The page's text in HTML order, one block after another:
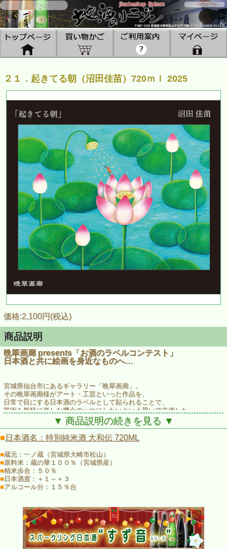
２１．起きてる朝（沼田佳苗）720ｍｌ 2025
価格:2,100円(税込)
商品説明
晩翠画廊 presents「お酒のラベルコンテスト」
日本酒と共に絵画を身近なものへ…
宮城県仙台市にあるギャラリー「晩翠画廊」。
その晩翠画廊様がアート・工芸といった作品を、
日常で目にする日本酒のラベルとして貼られることで、
芸術を気軽に楽しむ機会の一つにしたいという思いで主催した
「お酒のラベル展」で入選した作品をそれぞれラベルにしました。
※当画廊は宮城・東北の作家を中心に
絵画・彫刻・工芸などの作品展示を企画しています
日本酒銘柄紹介
お酒の中身は宮城の蔵元一ノ蔵が醸す日本酒。
「一ノ蔵 特別純米酒 大和伝（720ML)」です。
「大和伝」の名を冠し、名刀のごとく磨き抜かれた
宮城県産酒造好適米「蔵の華」を１００％原料米に使用。
純米ならではの芯の通った豊かなコクと
芳醇な旨味に溢れ昔ながらの麹の香りのする数少ないお酒です。
▼ 商品説明の続きを見る ▼
■日本酒名：特別純米酒 大和伝 720ML
■蔵元：一ノ蔵（宮城県大崎市松山）
■原料米：蔵の華１００％（宮城県産）
■精米歩合：５０％
■ 日本酒度：＋１～＋３
■アルコール分：１５％台